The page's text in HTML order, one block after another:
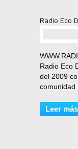
Radio Eco
Radio Eco
del 2009
comunidad
nuestros
mencionar
Leer más